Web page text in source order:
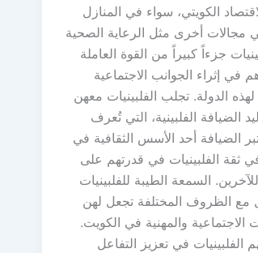
الكويتي، سواء في المنازل
مجالات أخرى مثل الرعاية الصحية
جزءاً كبيراً من القوة العاملة
في إثراء الجوانب الاجتماعية
لهذه الدولة. تجلب الفلبينيات معهن
الضيافة الفلبينية، التي تُعرف
الضيافة أحد الأسس الثقافية في
ثقة الفلبينيات في قدرتهم على
السمعة الطيبة للفلبينيات
مع الظروف المختلفة تجعل لهن
الاجتماعية والمهنية في الكويت.
في تعزيز التفاعل